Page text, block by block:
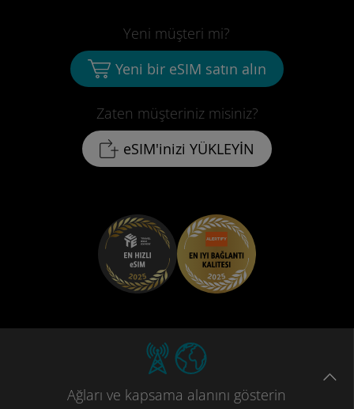
Zaten müşteriniz misiniz?
eSIM'inizi YÜKLEYİN
Yeni müşteri mi?
Yeni bir eSIM satın alın
Ağları ve kapsama alanını gösterin